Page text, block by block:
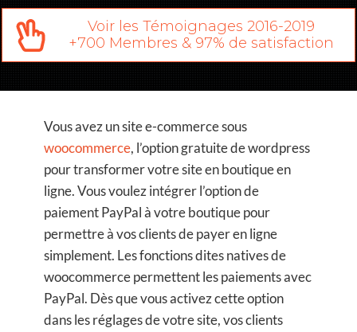
Voir les Témoignages 2016-2019
+700 Membres & 97% de satisfaction
Vous avez un site e-commerce sous
woocommerce, l’option gratuite de wordpress
pour transformer votre site en boutique en
ligne. Vous voulez intégrer l’option de
paiement PayPal à votre boutique pour
permettre à vos clients de payer en ligne
simplement. Les fonctions dites natives de
woocommerce permettent les paiements avec
PayPal. Dès que vous activez cette option
dans les réglages de votre site, vos clients